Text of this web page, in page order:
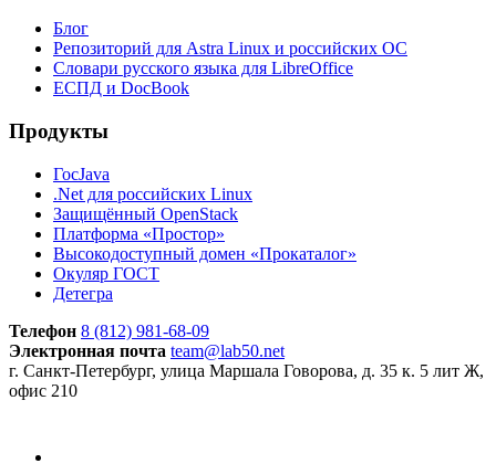
Блог
Репозиторий для Astra Linux и российских ОС
Словари русского языка для LibreOffice
ЕСПД и DocBook
Продукты
ГосJava
.Net для российских Linux
Защищённый OpenStack
Платформа «Простор»
Высокодоступный домен «Прокаталог»
Окуляр ГОСТ
Детегра
Телефон 8 (812) 981-68-09
Электронная почта team@lab50.net
г. Санкт-Петербург, улица Маршала Говорова, д. 35 к. 5 лит Ж,
офис 210